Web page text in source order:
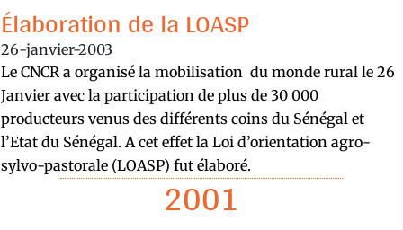
Élaboration de la LOASP
26-janvier-2003
Le CNCR a organisé la mobilisation du monde rural le 26
Janvier avec la participation de plus de 30 000
producteurs venus des différents coins du Sénégal et
l’Etat du Sénégal. A cet effet la Loi d’orientation agro-
sylvo-pastorale (LOASP) fut élaboré.
2001